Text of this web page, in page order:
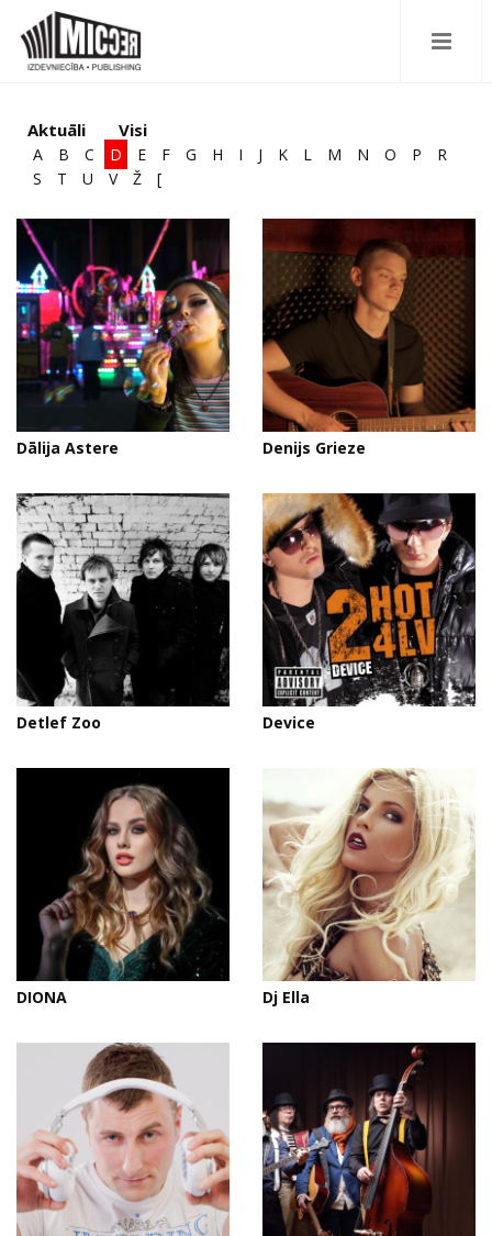
Aktuāli Visi
A B C D E F G H I J K L M N O P
R
S
T U V Ž [
Dālija Astere Denijs Grieze
Detlef Zoo Device
DIONA Dj Ella